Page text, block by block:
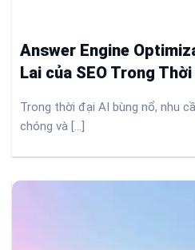
Answer Engine
Lai của SEO Trong
Trong thời đại AI bùng nổ, nhu
chóng và [...]